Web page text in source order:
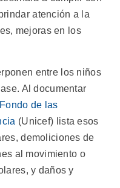
atención a la
mejoras en los
entre los niños
Al documentar
Fondo de las
(Unicef) lista esos
demoliciones de
al movimiento o
y daños y